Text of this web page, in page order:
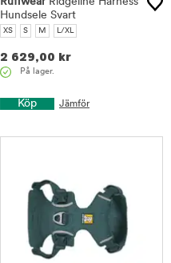
Hundsele Svart
XS S M L/XL
2 629,00 kr
På lager.
Köp Jämför